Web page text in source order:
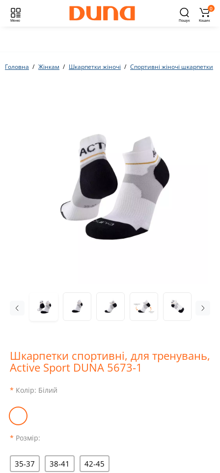
Меню Пошук
0
Кошик
Головна Жінкам Шкарпетки жіночі Спортивні жіночі шкарпетки
Шкарпетки спортивні, для тренувань,
Active Sport DUNA 5673-1
Колір: Білий
Розмір:
35-37 38-41 42-45